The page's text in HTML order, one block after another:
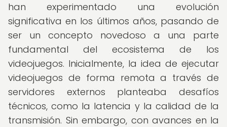
han experimentado una evolución
significativa en los últimos años, pasando de
ser un concepto novedoso a una parte
fundamental del ecosistema de los
videojuegos. Inicialmente, la idea de ejecutar
videojuegos de forma remota a través de
servidores externos planteaba desafíos
técnicos, como la latencia y la calidad de la
transmisión. Sin embargo, con avances en la